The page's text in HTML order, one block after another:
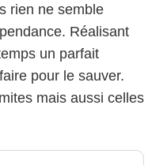
rien ne semble
Réalisant
un parfait
pour le sauver.
mais aussi celles